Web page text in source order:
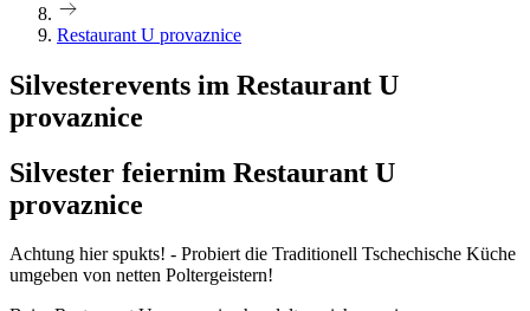
Restaurant U provaznice
Silvesterevents im Restaurant U
provaznice
Silvester feiernim Restaurant U
provaznice
Achtung hier spukts! - Probiert die Traditionell Tschechische Küche
umgeben von netten Poltergeistern!